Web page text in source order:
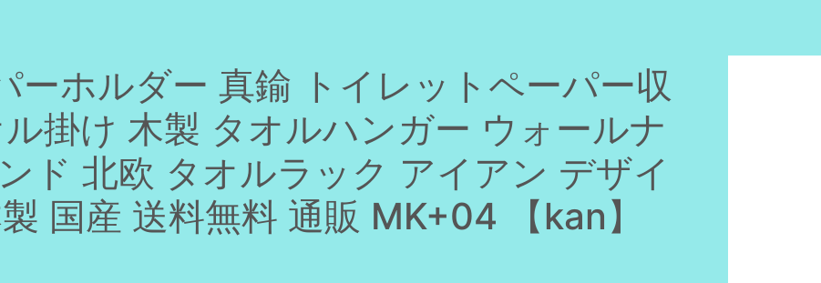
ーホルダー 真鍮 トイレットペーパー収
掛け 木製 タオルハンガー ウォールナ
ド 北欧 タオルラック アイアン デザイ
国産 送料無料 通販 MK+04 【kan】